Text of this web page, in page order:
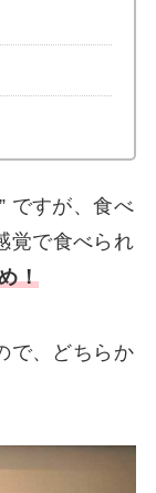
ですが、食べ
覚で食べられ
！
で、どちらか